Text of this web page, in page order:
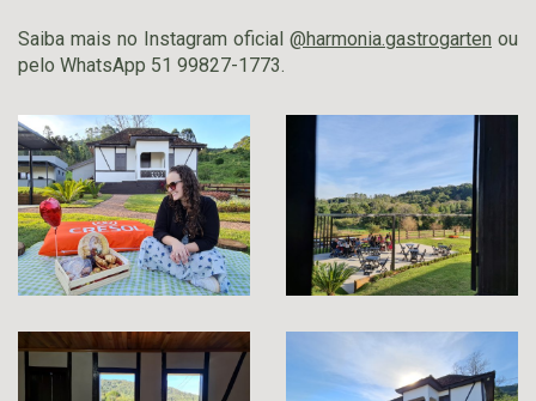
Saiba mais no Instagram oficial @harmonia.gastrogarten ou
pelo WhatsApp 51 99827-1773.